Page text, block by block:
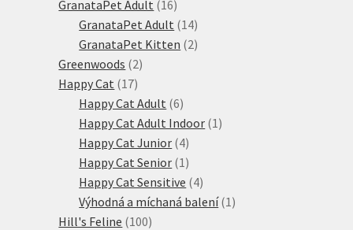
produktů
GranataPet Adult 1616
produktů
GranataPet Adult 1414
produktů
GranataPet Kitten 22
Greenwoods 22
Happy Cat 1717
produktů
Happy Cat Adult 66
produktů
Happy Cat Adult Indoor 1 1
Happy Cat Junior 44
produkty
Happy Cat Senior 1 1
produkt
Happy Cat Sensitive 44
produkty
Výhodná a míchaná balení 1 1
Hill's Feline 100100